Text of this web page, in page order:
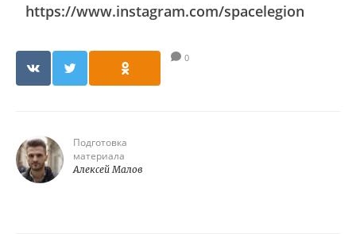
https://www.instagram.com/spacelegion
0
Подготовка
материала
Алексей Малов